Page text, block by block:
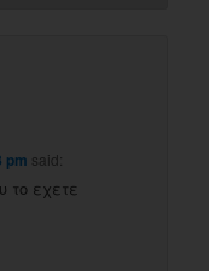
pm said:
το εχετε